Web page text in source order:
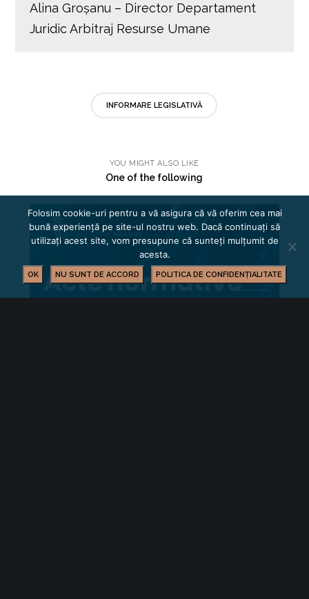
Alina Groșanu – Director Departament
Juridic Arbitraj Resurse Umane
INFORMARE LEGISLATIVĂ
YOU MIGHT ALSO LIKE
One of the following
Folosim cookie-uri pentru a vă asigura că vă oferim cea mai
bună experiență pe site-ul nostru web. Dacă continuați să
utilizați acest site, vom presupune că sunteți mulțumit de
acesta.
OK NU SUNT DE ACCORD POLITICA DE CONFIDENȚIALITATE